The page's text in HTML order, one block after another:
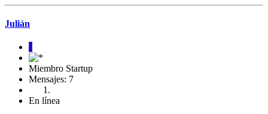
Julián
J
Miembro Startup
Mensajes: 7
En línea